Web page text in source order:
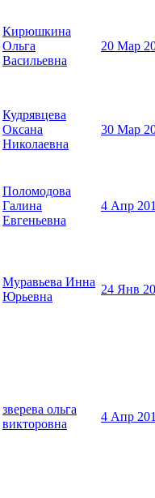
Кирюшкина
Ольга
Васильевна
20 Мар
Кудрявцева
Оксана
Николаевна
30 Мар
Поломодова
Галина
Евгеньевна
4 Апр
Муравьева Инна
Юрьевна
24 Янв
зверева ольга
викторовна
4 Апр